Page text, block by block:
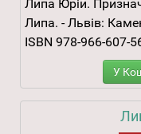
Липа Юрій.
Липа. - Львів:
ISBN 978-966-607-
У